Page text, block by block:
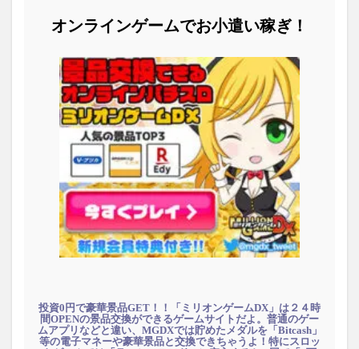
オンラインゲームでお小遣い稼ぎ！
投資0円で豪華景品GET！！「ミリオンゲームDX」は２４時
間OPENの景品交換ができるゲームサイトだよ。普通のゲー
ムアプリなどと違い、MGDXでは貯めたメダルを「Bitcash」
等の電子マネーや豪華景品と交換できちゃうよ！特にスロッ